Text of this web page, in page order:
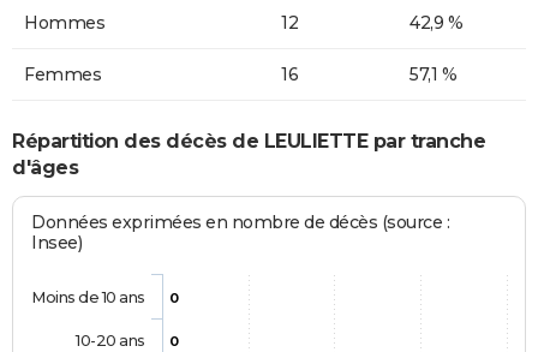
Hommes 12 42,9 %
Femmes 16 57,1 %
Répartition des décès de LEULIETTE par tranche
d'âges
Données exprimées en nombre de décès (source :
Insee)
0
0
Moins de 10 ans
10-20 ans